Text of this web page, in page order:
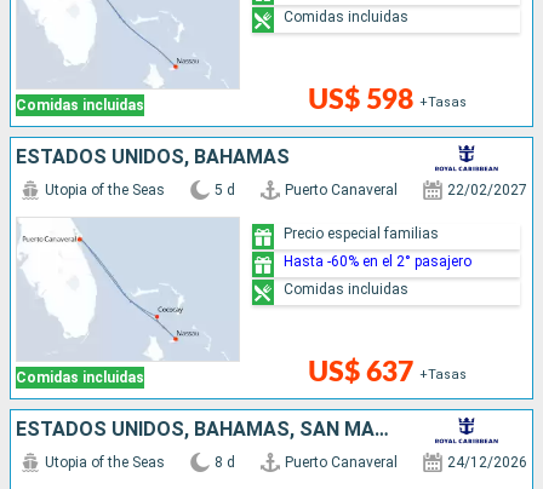
Comidas incluidas US$ 598 +Tasas
Comidas incluidas
ESTADOS UNIDOS, BAHAMAS
Comidas incluidas
Utopia of the Seas 5 d Puerto Canaveral 22/02/2027
US$ 637 +Tasas
Precio especial familias
Hasta -60% en el 2° pasajero
Comidas incluidas
ESTADOS UNIDOS, BAHAMAS, SAN MARTÍN
Utopia of the Seas 8 d Puerto Canaveral 24/12/2026